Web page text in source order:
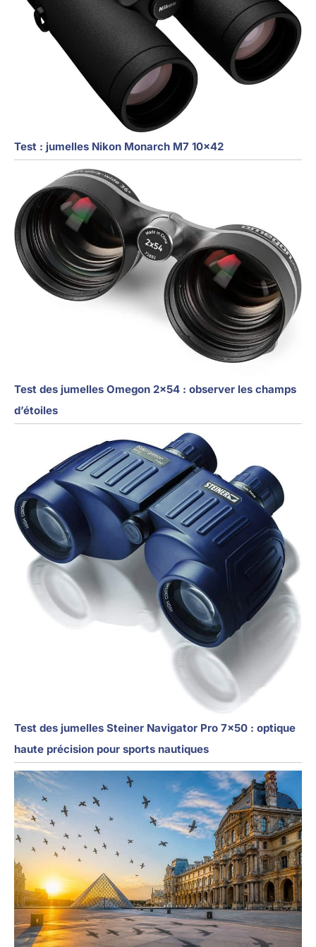
Test : jumelles Nikon Monarch M7 10×42
Test des jumelles Omegon 2×54 : observer les champs
d’étoiles
Test des jumelles Steiner Navigator Pro 7×50 : optique
haute précision pour sports nautiques